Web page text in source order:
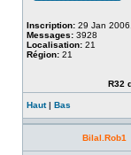
Inscription: 29 Jan
Messages: 3928
Localisation: 21
Région: 21
R32
Haut| Bas
Bilal.Rob1